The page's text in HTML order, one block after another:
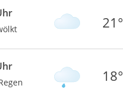
21°
18°